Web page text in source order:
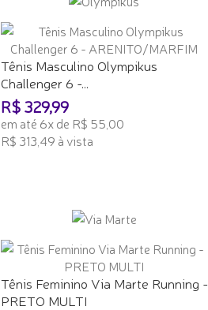
Tênis Masculino Olympikus
Challenger 6 -...
R$ 329,99
em até 6x de R$ 55,00
R$ 313,49 à vista
Tênis Feminino Via Marte Running -
PRETO MULTI